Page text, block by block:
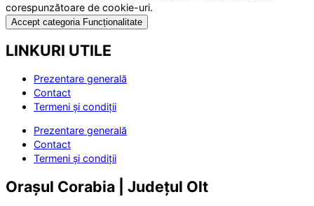
corespunzătoare de cookie-uri.
Accept categoria Funcționalitate
LINKURI UTILE
Prezentare generală
Contact
Termeni și condiții
Prezentare generală
Contact
Termeni și condiții
Orașul Corabia | Județul Olt